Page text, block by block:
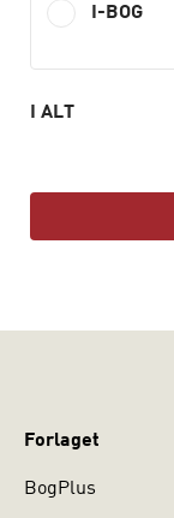
på
administrative
Tina Bømler
hun underviser
I-BOG
I ALT
Forlaget
BogPlus